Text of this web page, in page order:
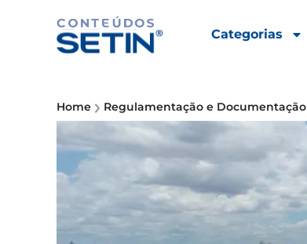
Categorias
Home Regulamentação e Documentação